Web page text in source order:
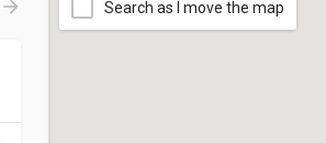
Search as I move the map